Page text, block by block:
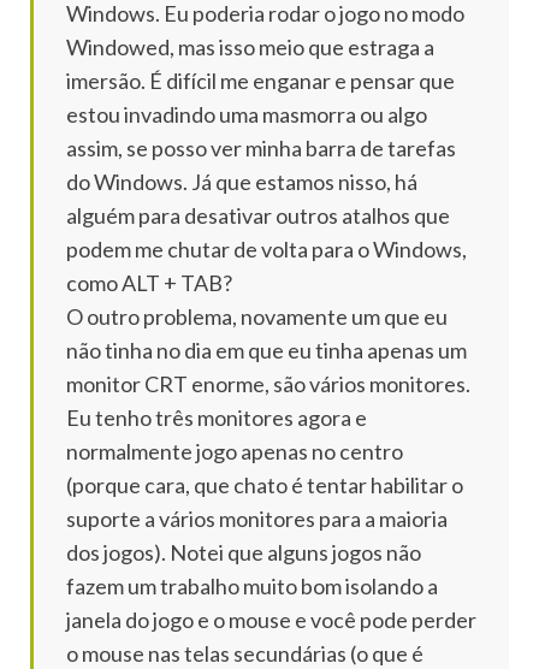
Windows. Eu poderia rodar o jogo no modo
Windowed, mas isso meio que estraga a
imersão. É difícil me enganar e pensar que
estou invadindo uma masmorra ou algo
assim, se posso ver minha barra de tarefas
do Windows. Já que estamos nisso, há
alguém para desativar outros atalhos que
podem me chutar de volta para o Windows,
como ALT + TAB?
O outro problema, novamente um que eu
não tinha no dia em que eu tinha apenas um
monitor CRT enorme, são vários monitores.
Eu tenho três monitores agora e
normalmente jogo apenas no centro
(porque cara, que chato é tentar habilitar o
suporte a vários monitores para a maioria
dos jogos). Notei que alguns jogos não
fazem um trabalho muito bom isolando a
janela do jogo e o mouse e você pode perder
o mouse nas telas secundárias (o que é